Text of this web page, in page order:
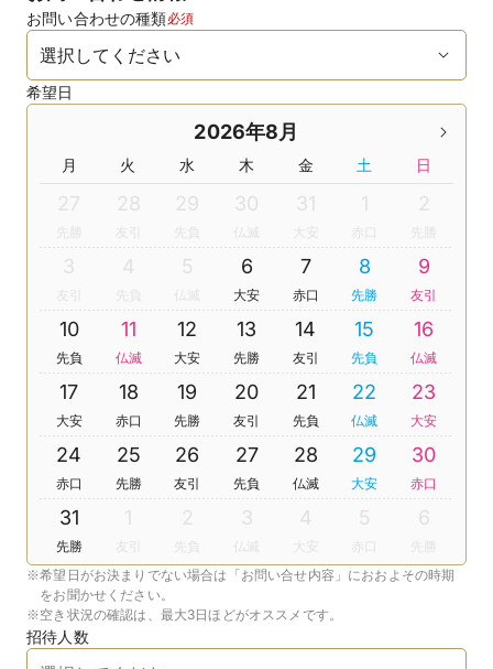
お問い合わせの種類必須
希望日
2026年8月
月 火 水 木 金 土 日
27 28
友引
29
先負
30
仏滅
31
大安
1 2
3
友引
4
先負
5
仏滅
6
大安
7
赤口
8
先勝
9
友引
10
先負
11
仏滅
12
大安
13
先勝
14
友引
15
先負
16
仏滅
17
大安
18
赤口
19
先勝
20
友引
21
先負
22
仏滅
23
大安
24
赤口
25
先勝
26
友引
27
先負
28
仏滅
29
大安
30
赤口
31
先勝
1
友引
2
先負
3
仏滅
4
大安
5 6
※希望日がお決まりでない場合は「お問い合せ内容」におおよその時期
をお聞かせください。
※空き状況の確認は、最大3日ほどがオススメです。
招待人数